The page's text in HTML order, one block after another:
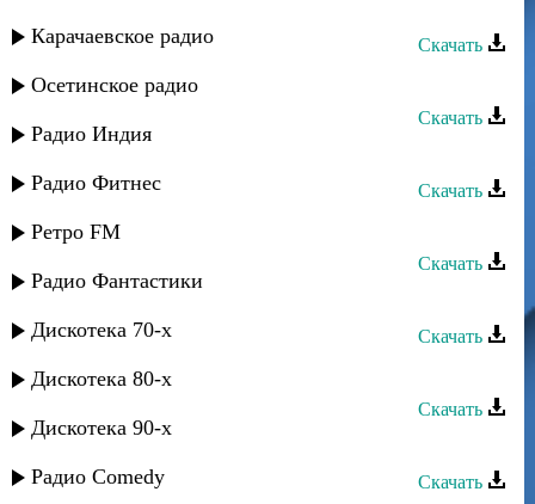
Карачаевское радио
Осетинское радио
Радио Индия
Радио Фитнес
Ретро FM
Радио Фантастики
Дискотека 70-х
Дискотека 80-х
Дискотека 90-х
Радио Comedy
Скачать
Талисман - Даллай
Скачать
Скачать
Талисман - Гуьзел Гуьзел
Скачать
Талисман - Вушда вуна
Скачать
Талисман - Вацран уькер
Скачать
Скачать